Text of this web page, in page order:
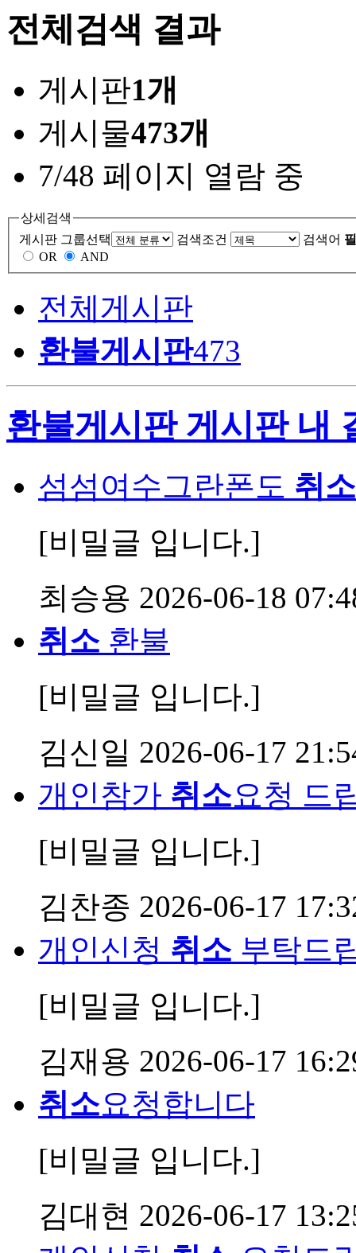
전체검색 결과
게시판1개
게시물473개
7/48 페이지 열람 중
상세검색
게시판 그룹선택
검색조건 검색어
OR
AND
전체게시판
환불게시판473
환불게시판 게시판 내
섬섬여수그란폰도 취소
[비밀글 입니다.]
최승용 2026-06-18
취소 환불
[비밀글 입니다.]
김신일 2026-06-17
개인참가 취소요청 드
[비밀글 입니다.]
김찬종 2026-06-17
개인신청 취소 부탁드
[비밀글 입니다.]
김재용 2026-06-17
취소요청합니다
[비밀글 입니다.]
김대현 2026-06-17